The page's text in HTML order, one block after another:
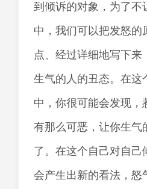
到倾诉的对象，为了不
中，我们可以把发怒的
点、经过详细地写下来
生气的人的丑态。在这
中，你很可能会发现，
有那么可恶，让你生气
了。在这个自己对自己
会产生出新的看法，怒